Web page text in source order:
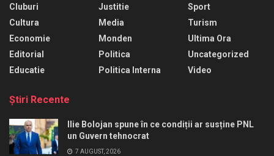
Cluburi
Cultura
Economie
Editorial
Educatie
Justitie
Media
Monden
Politica
Politica Interna
Sport
Turism
Ultima Ora
Uncategorized
Video
Ştiri Recente
Ilie Bolojan spune în ce condiții ar susține PNL
un Guvern tehnocrat
7 AUGUST, 2026